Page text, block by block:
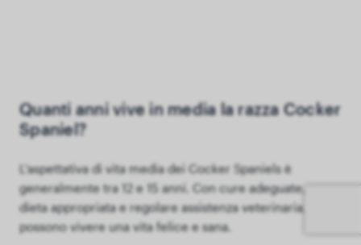
Quanti anni vive in media la razza Cocker
Spaniel?
L'aspettativa di vita media dei Cocker Spaniels è
generalmente tra 12 e 15 anni. Con cure adeguate, una
dieta appropriata e regolare assistenza veterinaria,
possono vivere una vita felice e sana.